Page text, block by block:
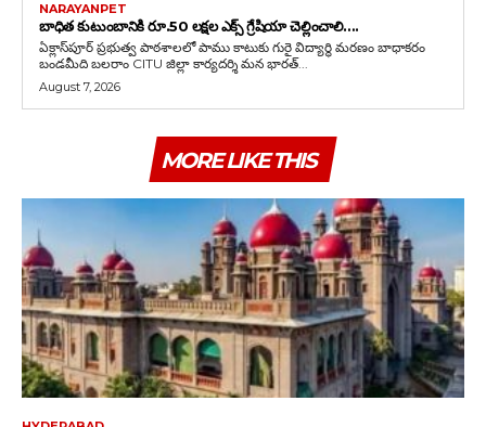
NARAYANPET
బాధిత కుటుంబానికి రూ.50 లక్షల ఎక్స్ గ్రేషియా చెల్లించాలి….
ఏక్లాస్‌పూర్ ప్రభుత్వ పాఠశాలలో పాము కాటుకు గురై విద్యార్థి మరణం బాధాకరం
బండమీది బలరాం CITU జిల్లా కార్యదర్శి మన భారత్...
August 7, 2026
MORE LIKE THIS